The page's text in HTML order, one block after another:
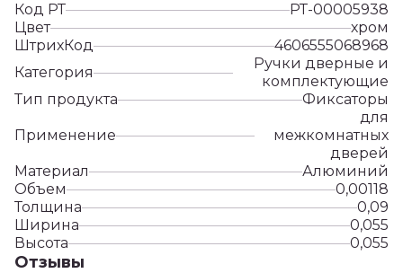
Код РТ
РТ-00005938
Цвет
хром
ШтрихКод
4606555068968
Категория
Ручки дверные и
комплектующие
Тип продукта
Фиксаторы
Применение
для
межкомнатных
дверей
Материал
Алюминий
Объем
0,00118
Толщина
0,09
Ширина
0,055
Высота
0,055
Отзывы